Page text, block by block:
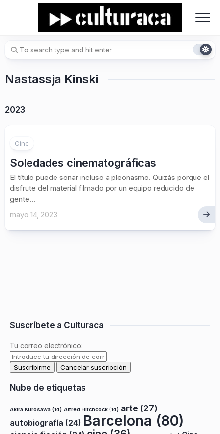
Nastassja Kinski
2023
Cine
Soledades cinematográficas
El título puede sonar incluso a pleonasmo. Quizás porque el
disfrute del material filmado por un equipo reducido de
gente...
mayo 14, 2023
Suscríbete a Culturaca
Tu correo electrónico:
Nube de etiquetas
Akira Kurosawa (14) Alfred Hitchcock (14) arte (27)
autobiografía (24) Barcelona (80)